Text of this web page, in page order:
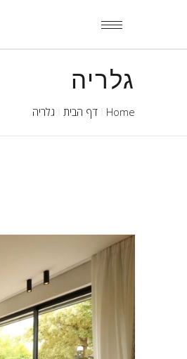
גלריה
Home דף הבית גלריה